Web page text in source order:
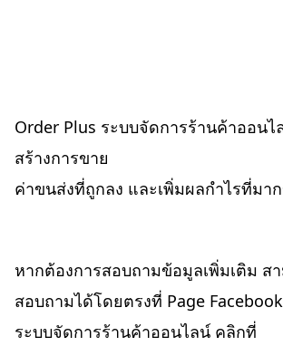
Order Plus ระบบจัดการร้านค้าออนไ
สร้างการขาย
ค่าขนส่งที่ถูกลง และเพิ่มผลกำไรที่มา
หากต้องการสอบถามข้อมูลเพิ่มเติม ส
สอบถามได้โดยตรงที่ Page
ระบบจัดการร้านค้าออนไลน์ คลิกที่